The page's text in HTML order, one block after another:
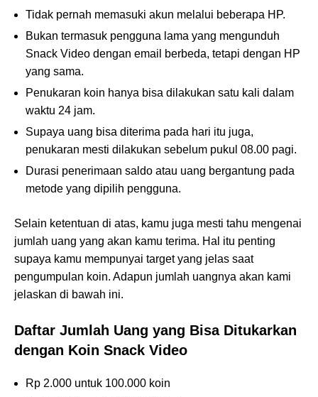
Tidak pernah memasuki akun melalui beberapa HP.
Bukan termasuk pengguna lama yang mengunduh
Snack Video dengan email berbeda, tetapi dengan HP
yang sama.
Penukaran koin hanya bisa dilakukan satu kali dalam
waktu 24 jam.
Supaya uang bisa diterima pada hari itu juga,
penukaran mesti dilakukan sebelum pukul 08.00 pagi.
Durasi penerimaan saldo atau uang bergantung pada
metode yang dipilih pengguna.
Selain ketentuan di atas, kamu juga mesti tahu mengenai
jumlah uang yang akan kamu terima. Hal itu penting
supaya kamu mempunyai target yang jelas saat
pengumpulan koin. Adapun jumlah uangnya akan kami
jelaskan di bawah ini.
Daftar Jumlah Uang yang Bisa Ditukarkan
dengan Koin Snack Video
Rp 2.000 untuk 100.000 koin